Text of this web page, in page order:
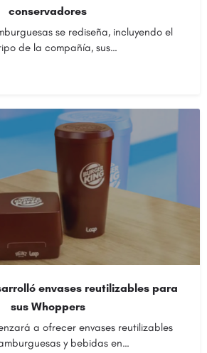
conservadores
se rediseña, incluyendo el
de la compañía, sus…
envases reutilizables para
sus Whoppers
a ofrecer envases reutilizables
y bebidas en…